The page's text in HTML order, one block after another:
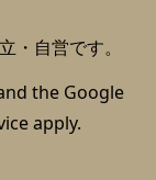
・自営です。
the Google
apply.